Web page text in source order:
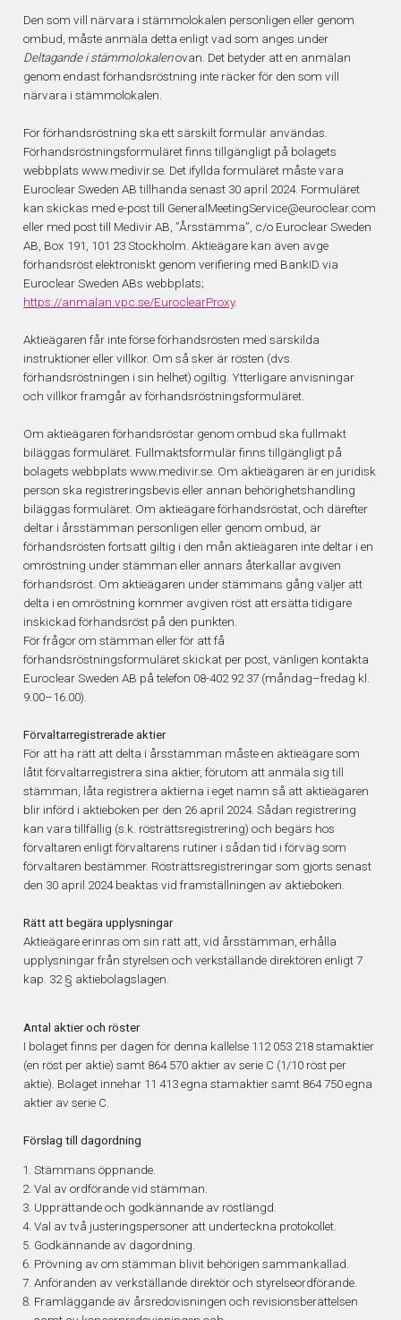
Den som vill närvara i stämmolokalen personligen eller genom
ombud, måste anmäla detta enligt vad som anges under
Deltagande i stämmolokalenovan. Det betyder att en anmälan
genom endast förhandsröstning inte räcker för den som vill
närvara i stämmolokalen.
För förhandsröstning ska ett särskilt formulär användas.
Förhandsröstningsformuläret finns tillgängligt på bolagets
webbplats www.medivir.se. Det ifyllda formuläret måste vara
Euroclear Sweden AB tillhanda senast 30 april 2024. Formuläret
kan skickas med e-post till GeneralMeetingService@euroclear.com
eller med post till Medivir AB, ”Årsstämma”, c/o Euroclear Sweden
AB, Box 191, 101 23 Stockholm. Aktieägare kan även avge
förhandsröst elektroniskt genom verifiering med BankID via
Euroclear Sweden ABs webbplats;
https://anmalan.vpc.se/EuroclearProxy.
Aktieägaren får inte förse förhandsrösten med särskilda
instruktioner eller villkor. Om så sker är rösten (dvs.
förhandsröstningen i sin helhet) ogiltig. Ytterligare anvisningar
och villkor framgår av förhandsröstningsformuläret.
Om aktieägaren förhandsröstar genom ombud ska fullmakt
biläggas formuläret. Fullmaktsformulär finns tillgängligt på
bolagets webbplats www.medivir.se. Om aktieägaren är en juridisk
person ska registreringsbevis eller annan behörighetshandling
biläggas formuläret. Om aktieägare förhandsröstat, och därefter
deltar i årsstämman personligen eller genom ombud, är
förhandsrösten fortsatt giltig i den mån aktieägaren inte deltar i en
omröstning under stämman eller annars återkallar avgiven
förhandsröst. Om aktieägaren under stämmans gång väljer att
delta i en omröstning kommer avgiven röst att ersätta tidigare
inskickad förhandsröst på den punkten.
För frågor om stämman eller för att få
förhandsröstningsformuläret skickat per post, vänligen kontakta
Euroclear Sweden AB på telefon 08-402 92 37 (måndag–fredag kl.
9.00–16.00).
Förvaltarregistrerade aktier
För att ha rätt att delta i årsstämman måste en aktieägare som
låtit förvaltarregistrera sina aktier, förutom att anmäla sig till
stämman, låta registrera aktierna i eget namn så att aktieägaren
blir införd i aktieboken per den 26 april 2024. Sådan registrering
kan vara tillfällig (s.k. rösträttsregistrering) och begärs hos
förvaltaren enligt förvaltarens rutiner i sådan tid i förväg som
förvaltaren bestämmer. Rösträttsregistreringar som gjorts senast
den 30 april 2024 beaktas vid framställningen av aktieboken.
Rätt att begära upplysningar
Aktieägare erinras om sin rätt att, vid årsstämman, erhålla
upplysningar från styrelsen och verkställande direktören enligt 7
kap. 32 § aktiebolagslagen.
Antal aktier och röster
I bolaget finns per dagen för denna kallelse 112 053 218 stamaktier
(en röst per aktie) samt 864 570 aktier av serie C (1/10 röst per
aktie). Bolaget innehar 11 413 egna stamaktier samt 864 750 egna
aktier av serie C.
Förslag till dagordning
Stämmans öppnande.
Val av ordförande vid stämman.
Upprättande och godkännande av röstlängd.
Val av två justeringspersoner att underteckna protokollet.
Godkännande av dagordning.
Prövning av om stämman blivit behörigen sammankallad.
Anföranden av verkställande direktör och styrelseordförande.
Framläggande av årsredovisningen och revisionsberättelsen